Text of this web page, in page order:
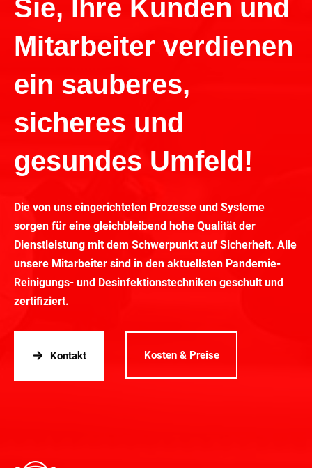
Sie, Ihre Kunden und
Mitarbeiter verdienen
ein sauberes,
sicheres und
gesundes Umfeld!
Die von uns eingerichteten Prozesse und Systeme
sorgen für eine gleichbleibend hohe Qualität der
Dienstleistung mit dem Schwerpunkt auf Sicherheit. Alle
unsere Mitarbeiter sind in den aktuellsten Pandemie-
Reinigungs- und Desinfektionstechniken geschult und
zertifiziert.
Kontakt Kosten & Preise